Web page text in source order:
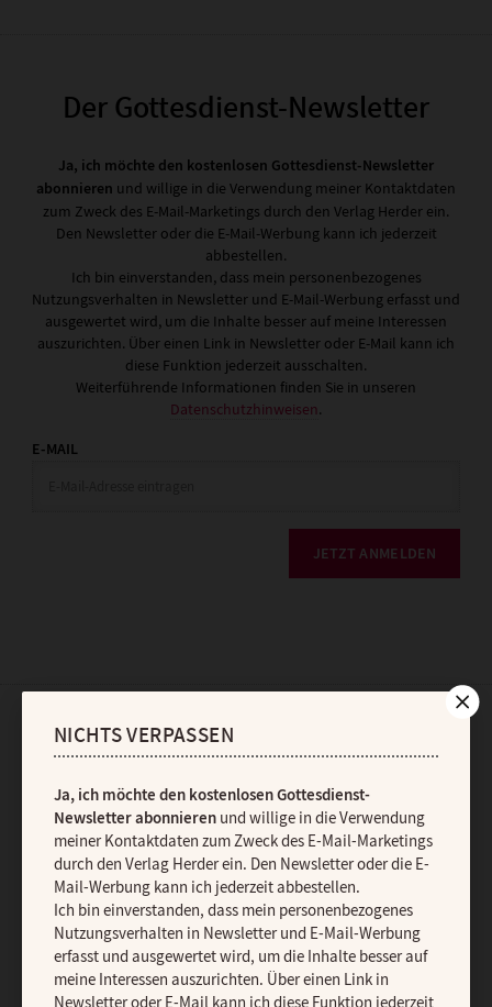
Der Gottesdienst-Newsletter
Ja, ich möchte den kostenlosen Gottesdienst-Newsletter
abonnieren und willige in die Verwendung meiner Kontaktdaten
zum Zweck des E-Mail-Marketings durch den Verlag Herder ein.
Den Newsletter oder die E-Mail-Werbung kann ich jederzeit
abbestellen.
Ich bin einverstanden, dass mein personenbezogenes
Nutzungsverhalten in Newsletter und E-Mail-Werbung erfasst und
ausgewertet wird, um die Inhalte besser auf meine Interessen
auszurichten. Über einen Link in Newsletter oder E-Mail kann ich
diese Funktion jederzeit ausschalten.
Weiterführende Informationen finden Sie in unseren
Datenschutzhinweisen.
E-MAIL
JETZT ANMELDEN
AGB und Widerrufsbelehrung
Vertrag widerrufen Abo online kündigen
NICHTS VERPASSEN
Ja, ich möchte den kostenlosen Gottesdienst-
Newsletter abonnierenund willige in die Verwendung
meiner Kontaktdaten zum Zweck des E-Mail-Marketings
durch den Verlag Herder ein. Den Newsletter oder die E-
Mail-Werbung kann ich jederzeit abbestellen.
Ich bin einverstanden, dass mein personenbezogenes
Nutzungsverhalten in Newsletter und E-Mail-Werbung
erfasst und ausgewertet wird, um die Inhalte besser auf
meine Interessen auszurichten. Über einen Link in